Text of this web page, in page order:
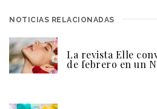
NOTICIAS RELACIONADAS
La revista Elle
de febrero en un